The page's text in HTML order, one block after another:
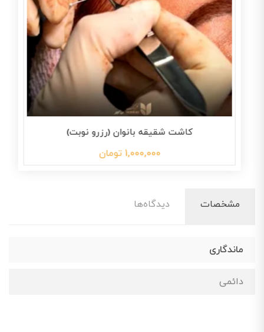
کاشت شقیقه بانوان (رزرو نوبت)
1,000,000 تومان
مشخصات دیدگاه‌ها
ماندگاری
دائمی